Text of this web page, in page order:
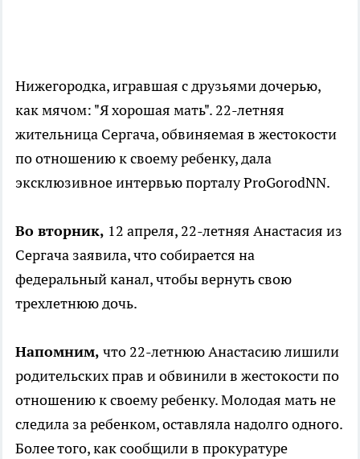
Нижегородка, игравшая с друзьями дочерью,
как мячом: "Я хорошая мать". 22-летняя
жительница Сергача, обвиняемая в жестокости
по отношению к своему ребенку, дала
эксклюзивное интервью порталу ProGorodNN.
Во вторник, 12 апреля, 22-летняя Анастасия из
Сергача заявила, что собирается на
федеральный канал, чтобы вернуть свою
трехлетнюю дочь.
Напомним, что 22-летнюю Анастасию лишили
родительских прав и обвинили в жестокости по
отношению к своему ребенку. Молодая мать не
следила за ребенком, оставляла надолго одного.
Более того, как сообщили в прокуратуре